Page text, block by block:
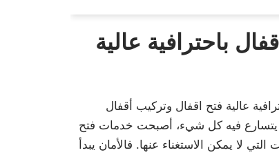
باحترافية عالية
عالية فتح اقفال وتركيب أقفال
يتسارع فيه كل شيء، أصبحت خدمات فتح
لا يمكن الاستغناء عنها. فالأمان يبدأ